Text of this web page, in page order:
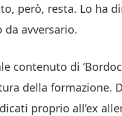
però, resta. Lo ha
avversario.
contenuto di
della formazione.
proprio all’ex